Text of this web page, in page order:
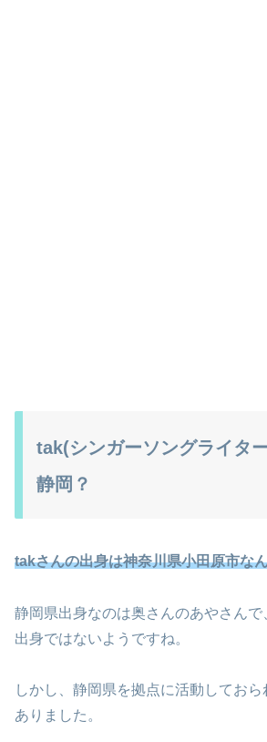
tak(シンガーソングライタ
静岡？
takさんの出身は神奈川県小田原市な
静岡県出身なのは奥さんのあやさんで
出身ではないようですね。
しかし、静岡県を拠点に活動してお
ありました。